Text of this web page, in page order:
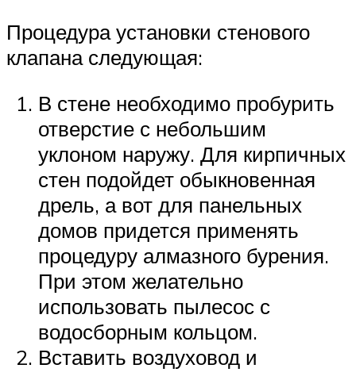
Процедура установки стенового
клапана следующая:
В стене необходимо пробурить
отверстие с небольшим
уклоном наружу. Для кирпичных
стен подойдет обыкновенная
дрель, а вот для панельных
домов придется применять
процедуру алмазного бурения.
При этом желательно
использовать пылесос с
водосборным кольцом.
Вставить воздуховод и